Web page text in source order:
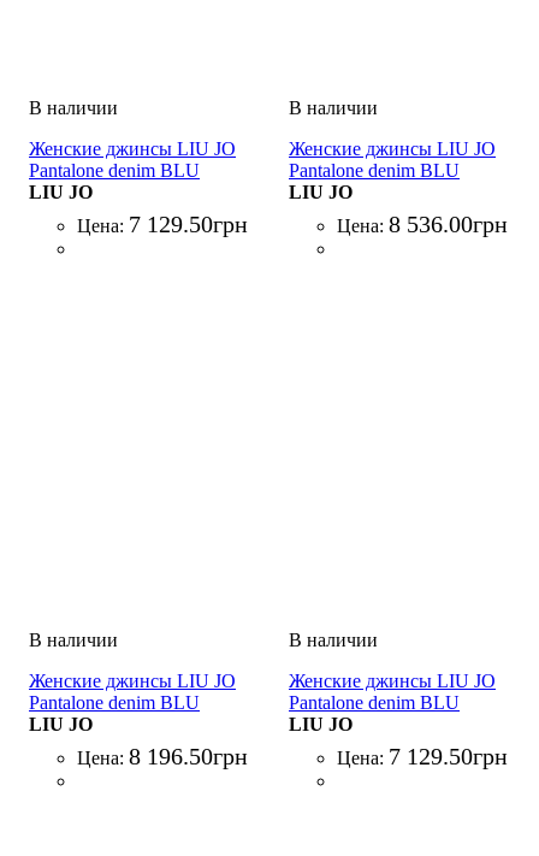
Женские джинсы LIU JO
Pantalone denim BLU
DENIM
LIU JO
Цена: 7 129.50грн
Женские джинсы LIU JO
Pantalone denim BLU
DENIM
LIU JO
Цена: 8 536.00грн
Женские джинсы LIU JO
Pantalone denim BLU
DENIM
LIU JO
Цена: 8 196.50грн
Женские джинсы LIU JO
Pantalone denim BLU
DENIM
LIU JO
Цена: 7 129.50грн